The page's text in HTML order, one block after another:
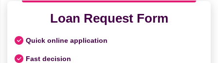
Loan Request Form
Quick online application
Fast decision